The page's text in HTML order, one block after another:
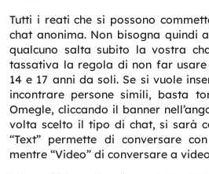
Tutti i reati che si possono
chat anonima. Non bisogna quindi
qualcuno salta subito la vostra
tassativa la regola di non far
14 e 17 anni da soli. Se si vuole
incontrare persone simili, basta
Omegle, cliccando il banner
volta scelto il tipo di chat, si sarà
“Text” permette di conversare
mentre “Video” di conversare a